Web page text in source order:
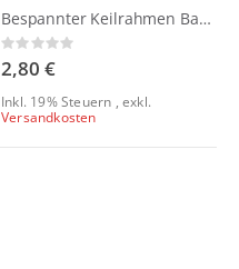
Bespannter Keilrahmen Baumwolle - Talens Art Creation
Rating:
0%
2,80 €
Inkl. 19% Steuern ,exkl.
Versandkosten